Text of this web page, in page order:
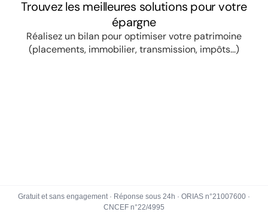
Gratuit et sans engagement · Réponse sous 24h · ORIAS n°21007600 ·
CNCEF n°22/4995